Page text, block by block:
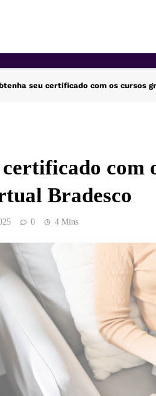
seu certificado com os cursos
com
Bradesco
0 4 Mins